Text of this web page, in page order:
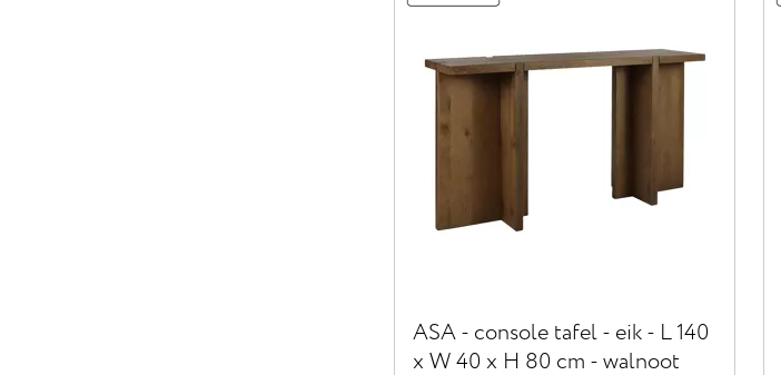
ASA - console tafel - eik - L 140
x W 40 x H 80 cm - walnoot